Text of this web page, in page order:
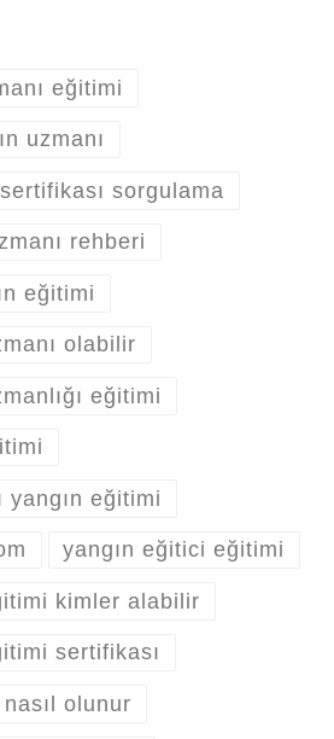
eğitimi
uzmanı
sorgulama
rehberi
eğitimi
olabilir
eğitimi
yangın eğitimi
yangın eğitici eğitimi
kimler alabilir
sertifikası
olunur